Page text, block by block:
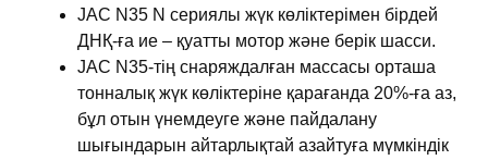
JAC N35 N сериялы жүк көліктерімен бірдей
ДНҚ-ға ие – қуатты мотор және берік шасси.
JAC N35-тің снаряждалған массасы орташа
тонналық жүк көліктеріне қарағанда 20%-ға аз,
бұл отын үнемдеуге және пайдалану
шығындарын айтарлықтай азайтуға мүмкіндік